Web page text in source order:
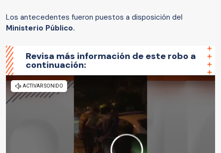
Los antecedentes fueron puestos a disposición del
Ministerio Público.
Revisa más información de este robo a
continuación: